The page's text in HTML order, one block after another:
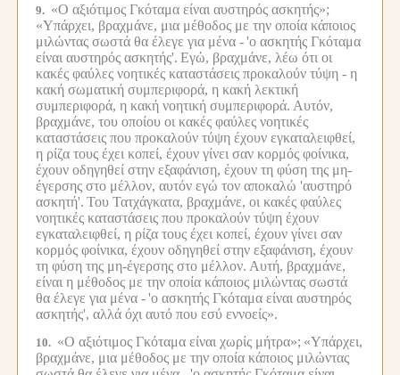
9. «Ο αξιότιμος Γκόταμα είναι αυστηρός ασκητής»;
«Υπάρχει, βραχμάνε, μια μέθοδος με την οποία κάποιος
μιλώντας σωστά θα έλεγε για μένα -'ο ασκητής Γκόταμα
είναι αυστηρός ασκητής'. Εγώ, βραχμάνε, λέω ότι οι
κακές φαύλες νοητικές καταστάσεις προκαλούν τύψη - η
κακή σωματική συμπεριφορά, η κακή λεκτική
συμπεριφορά, η κακή νοητική συμπεριφορά. Αυτόν,
βραχμάνε, του οποίου οι κακές φαύλες νοητικές
καταστάσεις που προκαλούν τύψη έχουν εγκαταλειφθεί,
η ρίζα τους έχει κοπεί, έχουν γίνει σαν κορμός φοίνικα,
έχουν οδηγηθεί στην εξαφάνιση, έχουν τη φύση της μη-
έγερσης στο μέλλον, αυτόν εγώ τον αποκαλώ 'αυστηρό
ασκητή'. Του Τατχάγκατα, βραχμάνε, οι κακές φαύλες
νοητικές καταστάσεις που προκαλούν τύψη έχουν
εγκαταλειφθεί, η ρίζα τους έχει κοπεί, έχουν γίνει σαν
κορμός φοίνικα, έχουν οδηγηθεί στην εξαφάνιση, έχουν
τη φύση της μη-έγερσης στο μέλλον. Αυτή, βραχμάνε,
είναι η μέθοδος με την οποία κάποιος μιλώντας σωστά
θα έλεγε για μένα -'ο ασκητής Γκόταμα είναι αυστηρός
ασκητής', αλλά όχι αυτό που εσύ εννοείς».
10. «Ο αξιότιμος Γκόταμα είναι χωρίς μήτρα»; «Υπάρχει,
βραχμάνε, μια μέθοδος με την οποία κάποιος μιλώντας